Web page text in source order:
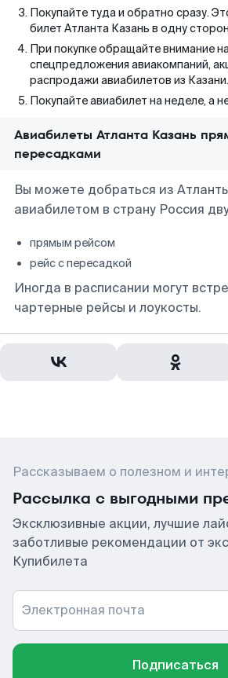
Покупайте туда и обратно сразу.
билет Атланта Казань в одну
При покупке обращайте внимание
спецпредложения авиакомпаний,
распродажи авиабилетов из Казани.
Покупайте авиабилет на неделе, а
Авиабилеты Атланта Казань
пересадками
Вы можете добраться из
авиабилетом в страну Россия
прямым рейсом
рейс с пересадкой
Иногда в расписании могут
чартерные рейсы и лоукосты.
Рассказываем о полезном и
Рассылка с выгодными
Эксклюзивные акции, лучшие
заботливые рекомендации от
Купибилета
Электронная почта
Подписаться